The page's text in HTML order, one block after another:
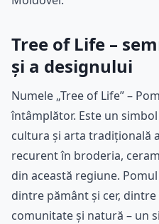
Tree of Life –
și a designului
Numele „Tree of Life” –
întâmplător. Este un
cultura și arta tradițională
recurent în broderia,
din această regiune.
dintre pământ și cer,
comunitate și natură – un